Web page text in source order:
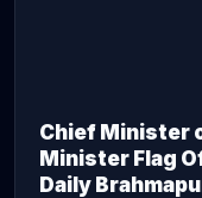
Chief Minister
Minister Flag
Daily